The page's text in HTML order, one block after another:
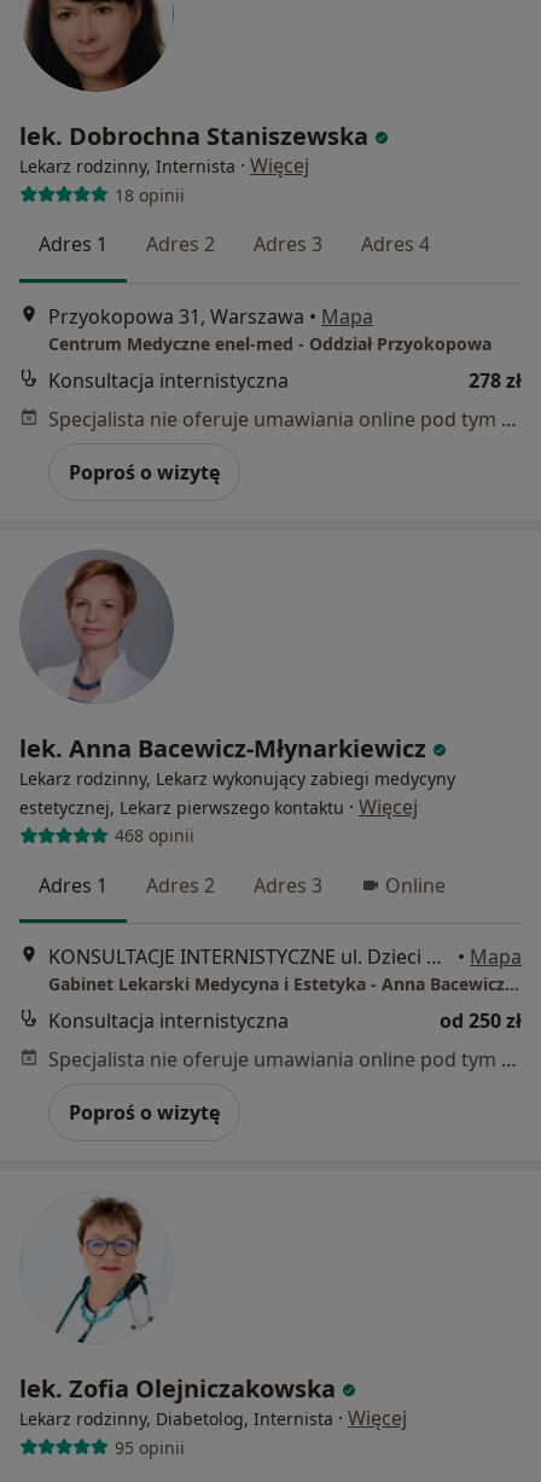
lek. Dobrochna Staniszewska
Lekarz rodzinny, Internista · Więcej
18 opinii
Adres 1 Adres 2 Adres 3 Adres 4
Przyokopowa 31, Warszawa • Mapa
Centrum Medyczne enel-med - Oddział Przyokopowa
Konsultacja internistyczna
278 zł
Specjalista nie oferuje umawiania online pod tym adresem.
Poproś o wizytę
lek. Anna Bacewicz-Młynarkiewicz
Lekarz rodzinny, Lekarz wykonujący zabiegi medycyny
estetycznej, Lekarz pierwszego kontaktu · Więcej
468 opinii
Adres 1 Adres 2 Adres 3 Online
KONSULTACJE INTERNISTYCZNE ul. Dzieci Warszawy 40A lok. 30, Warszawa • Mapa
Gabinet Lekarski Medycyna i Estetyka - Anna Bacewicz-Młynarkiewicz
Konsultacja internistyczna
od 250 zł
Specjalista nie oferuje umawiania online pod tym adresem.
Poproś o wizytę
lek. Zofia Olejniczakowska
Lekarz rodzinny, Diabetolog, Internista · Więcej
95 opinii